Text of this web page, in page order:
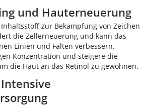
und Hauterneuerung
zur Bekämpfung von Zeichen
die Zellerneuerung und kann das
Linien und Falten verbessern.
Konzentration und steigere die
die Haut an das Retinol zu gewöhnen.